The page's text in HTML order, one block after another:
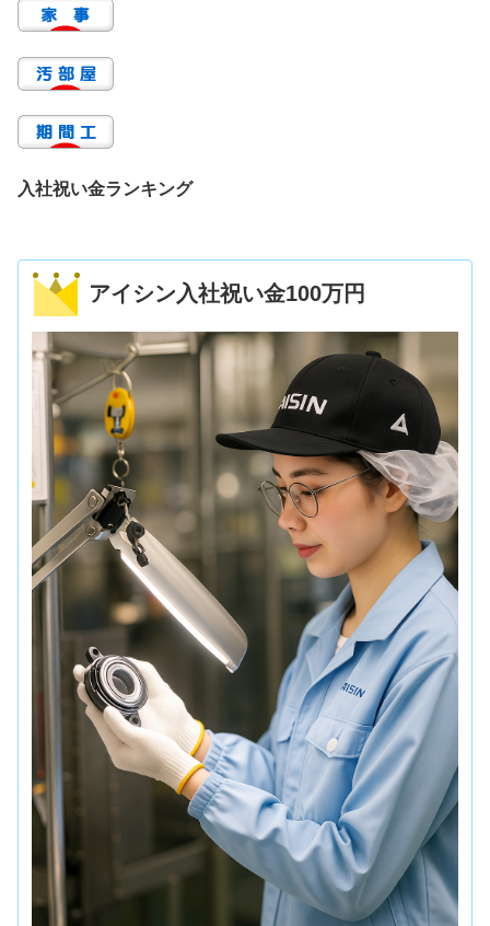
入社祝い金ランキング
アイシン入社祝い金100万円